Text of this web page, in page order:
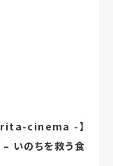
rita-cinema -】
– いのちを救う食